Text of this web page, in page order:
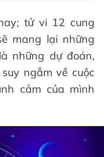
tử vi 12 cung
mang lại những
những dự đoán,
ngẫm về cuộc
cảm của mình